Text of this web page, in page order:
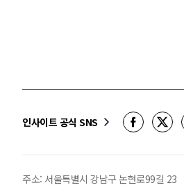
인사이트 공식 SNS
주소: 서울특별시 강남구 논현로99길 23